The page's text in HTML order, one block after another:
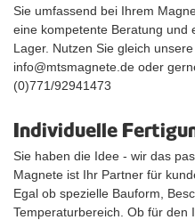
Sie umfassend bei Ihrem
eine kompetente Beratung und
Lager. Nutzen Sie gleich
info@mtsmagnete.de oder
(0)771/92941473
Individuelle
Sie haben die Idee - wir das
Magnete ist Ihr Partner für
Egal ob spezielle Bauform,
Temperaturbereich. Ob für den